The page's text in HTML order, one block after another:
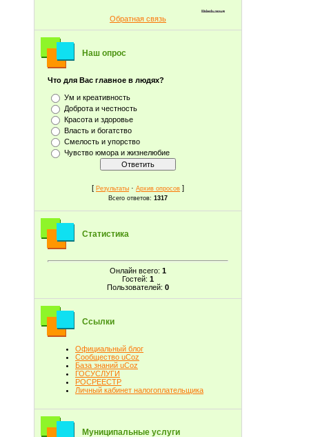
Обратная связь
Наш опрос
Что для Вас главное в людях?
Ум и креативность
Доброта и честность
Красота и здоровье
Власть и богатство
Смелость и упорство
Чувство юмора и жизнелюбие
[ Результаты · Архив опросов ]
Всего ответов: 1317
Статистика
Онлайн всего: 1
Гостей: 1
Пользователей: 0
Ссылки
Официальный блог
Сообщество uCoz
База знаний uCoz
ГОСУСЛУГИ
РОСРЕЕСТР
Личный кабинет налогоплательщика
Муниципальные услуги